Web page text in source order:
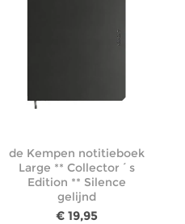
de Kempen notitieboek
Large ** Collector´s
Edition ** Silence
gelijnd
€ 19,95